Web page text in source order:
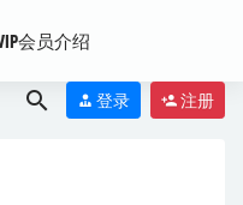
会员介绍
登录 注册